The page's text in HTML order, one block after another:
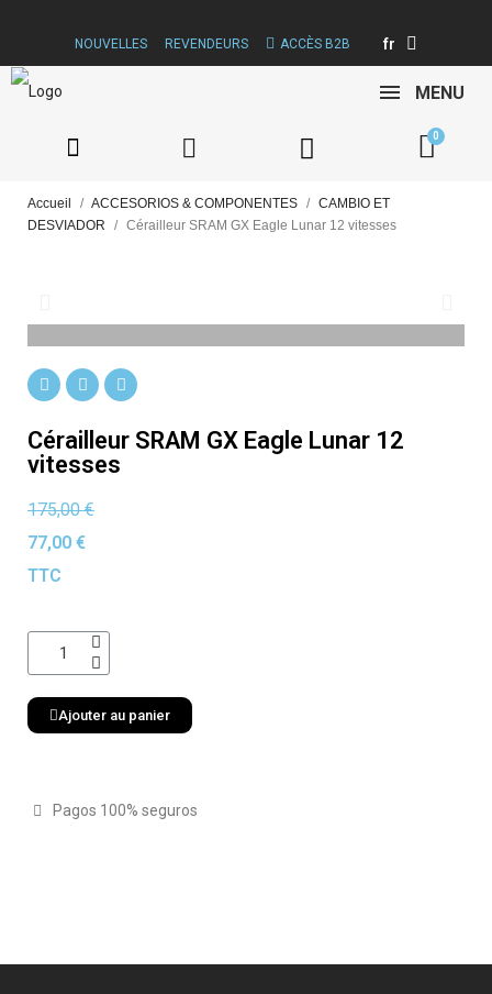
NOUVELLES REVENDEURS ACCÈS B2B fr
MENU
Accueil ACCESORIOS & COMPONENTES
CAMBIO ET
DESVIADOR
Cérailleur SRAM GX Eagle Lunar 12 vitesses
Cérailleur SRAM GX Eagle Lunar 12
vitesses
175,00 €
77,00 €
TTC
Ajouter au panier
Pagos 100% seguros